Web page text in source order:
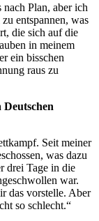
Plan, aber ich
entspannen, was
die sich auf die
in meinem
ein bisschen
raus zu
Seit meiner
was dazu
drei Tage in die
war.
das vorstelle. Aber
so schlecht.“